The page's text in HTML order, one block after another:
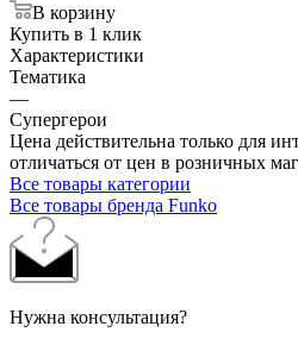
В корзину
Купить в 1 клик
Характеристики
Тематика
—
Супергерои
Цена действительна только для
отличаться от цен в розничных
Все товары категории
Все товары бренда Funko
Нужна консультация?